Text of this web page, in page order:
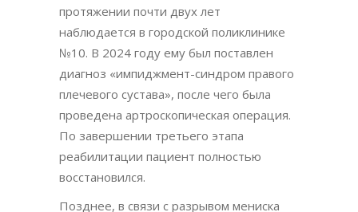
протяжении почти двух лет
наблюдается в городской поликлинике
№10. В 2024 году ему был поставлен
диагноз «импиджмент-синдром правого
плечевого сустава», после чего была
проведена артроскопическая операция.
По завершении третьего этапа
реабилитации пациент полностью
восстановился.
Позднее, в связи с разрывом мениска